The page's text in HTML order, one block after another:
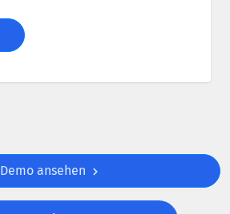
Demo ansehen